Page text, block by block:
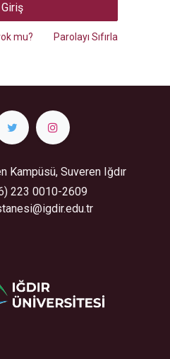
Giriş
mu? Parolayı Sıfırla
Kampüsü, Suveren Iğdır
223 0010-2609